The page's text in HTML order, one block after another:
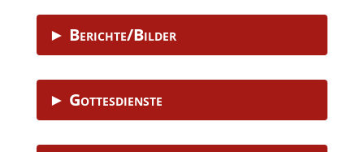
► Berichte/Bilder
► Gottesdienste